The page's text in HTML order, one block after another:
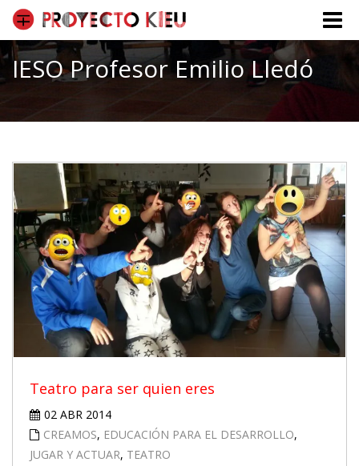
Toggle
IESO Profesor Emilio Lledó
Teatro para ser quien eres
02 ABR 2014
CREAMOS, EDUCACIÓN PARA EL DESARROLLO,
JUGAR Y ACTUAR, TEATRO